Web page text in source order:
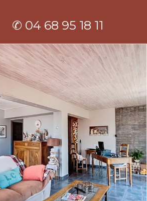
✆ 04 68 95 18 11